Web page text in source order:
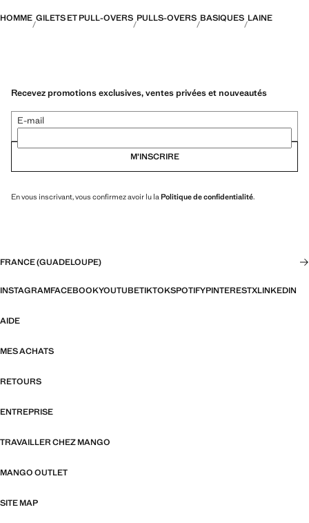
HOMME GILETS ET PULL-OVERS PULLS-OVERS BASIQUES LAINE
Recevez promotions exclusives, ventes privées et nouveautés
E-mail
M’INSCRIRE
En vous inscrivant, vous confirmez avoir lu la Politique de confidentialité.
FRANCE (GUADELOUPE)
INSTAGRAMFACEBOOKYOUTUBETIKTOKSPOTIFYPINTERESTXLINKEDIN
AIDE
MES ACHATS
RETOURS
ENTREPRISE
TRAVAILLER CHEZ MANGO
MANGO OUTLET
SITE MAP